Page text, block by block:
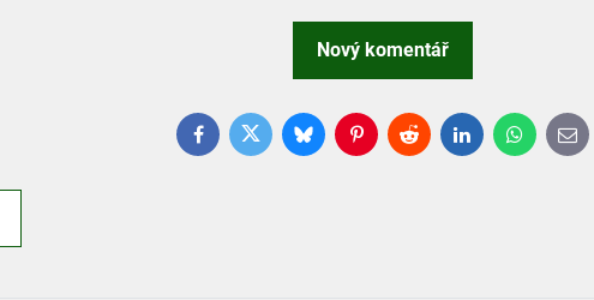
Nový komentář
FacebookTwitterBlueskyPinterestRedditLinkedInWhatsApp
E-
mail